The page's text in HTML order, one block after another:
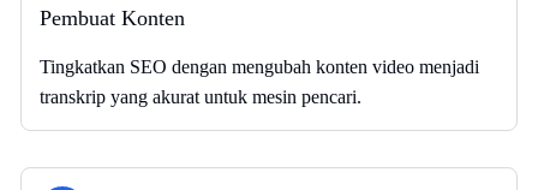
Pembuat Konten
Tingkatkan SEO dengan mengubah konten video menjadi
transkrip yang akurat untuk mesin pencari.